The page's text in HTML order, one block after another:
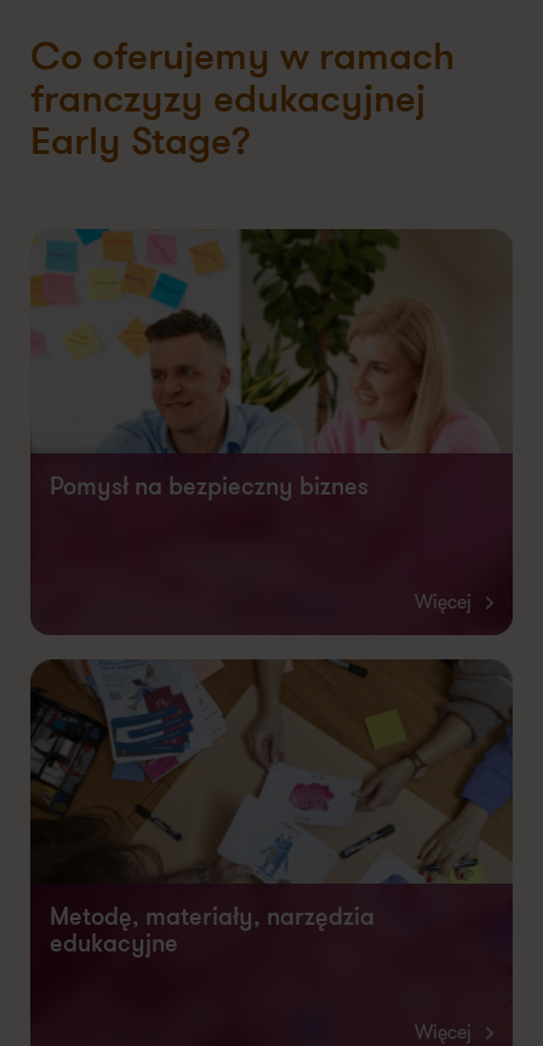
Co oferujemy w ramach
franczyzy edukacyjnej
Early Stage?
Pomysł na bezpieczny biznes
Więcej
Metodę, materiały, narzędzia
edukacyjne
Więcej